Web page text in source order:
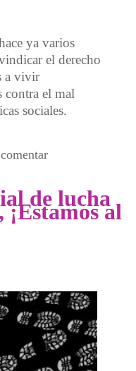
ya varios
el derecho
a vivir
el mal
sociales.
la riqueza 17 de
de lucha
al